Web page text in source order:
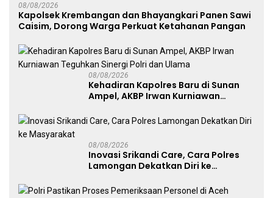
08/08/2026
Kapolsek Krembangan dan Bhayangkari Panen Sawi
Caisim, Dorong Warga Perkuat Ketahanan Pangan
08/08/2026
Kehadiran Kapolres Baru di Sunan
Ampel, AKBP Irwan Kurniawan
08/08/2026
Inovasi Srikandi Care, Cara Polres
Lamongan Dekatkan Diri ke